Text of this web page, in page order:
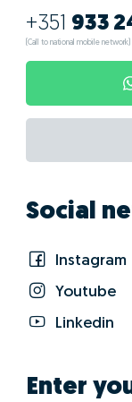
+351 933
(Call to national mobile network)
Social
Instagram
Youtube
Linkedin
Enter